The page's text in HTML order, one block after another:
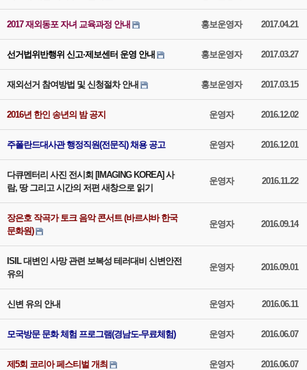
2017 재외동포 자녀 교육과정 안내 홍보운영자 2017.04.21
선거법위반행위 신고·제보센터 운영 안내 홍보운영자 2017.03.27
재외선거 참여방법 및 신청절차 안내 홍보운영자 2017.03.15
2016년 한인 송년의 밤 공지 운영자 2016.12.02
주폴란드대사관 행정직원(전문직) 채용 공고 운영자 2016.12.01
다큐멘터리 사진 전시회 [IMAGING KOREA] 사
람, 땅 그리고 시간의 저편 새창으로 읽기
운영자 2016.11.22
장은호 작곡가 토크 음악 콘서트 (바르샤바 한국
문화원)
운영자 2016.09.14
ISIL 대변인 사망 관련 보복성 테러대비 신변안전
유의
운영자 2016.09.01
신변 유의 안내 운영자 2016.06.11
모국방문 문화 체험 프로그램(경남도-무료체험) 운영자 2016.06.07
제5회 코리아 페스티벌 개최 운영자 2016.06.07